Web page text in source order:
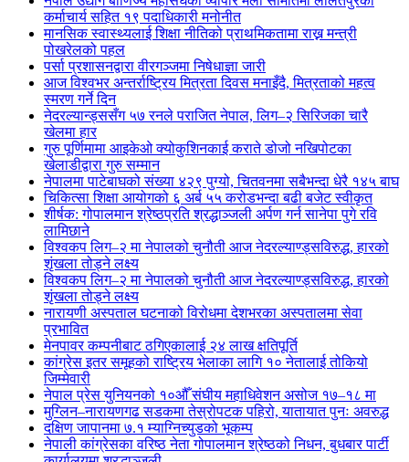
कर्माचार्य सहित १९ पदाधिकारी मनोनीत
मानसिक स्वास्थ्यलाई शिक्षा नीतिको प्राथमिकतामा राख्न मन्त्री
पोखरेलको पहल
पर्सा प्रशासनद्वारा वीरगञ्जमा निषेधाज्ञा जारी
आज विश्वभर अन्तर्राष्ट्रिय मित्रता दिवस मनाइँदै, मित्रताको महत्व
स्मरण गर्ने दिन
नेदरल्यान्ड्ससँग ५७ रनले पराजित नेपाल, लिग–२ सिरिजका चारै
खेलमा हार
गुरु पूर्णिमामा आइकेओ क्योकुशिनकाई कराते डोजो नखिपोटका
खेलाडीद्वारा गुरु सम्मान
नेपालमा पाटेबाघको संख्या ४२९ पुग्यो, चितवनमा सबैभन्दा धेरै १४५ बाघ
चिकित्सा शिक्षा आयोगको ६ अर्ब ५५ करोडभन्दा बढी बजेट स्वीकृत
शीर्षक: गोपालमान श्रेष्ठप्रति श्रद्धाञ्जली अर्पण गर्न सानेपा पुगे रवि
लामिछाने
विश्वकप लिग–२ मा नेपालको चुनौती आज नेदरल्याण्ड्सविरुद्ध, हारको
शृंखला तोड्ने लक्ष्य
विश्वकप लिग–२ मा नेपालको चुनौती आज नेदरल्याण्ड्सविरुद्ध, हारको
शृंखला तोड्ने लक्ष्य
नारायणी अस्पताल घटनाको विरोधमा देशभरका अस्पतालमा सेवा
प्रभावित
मेनपावर कम्पनीबाट ठगिएकालाई २४ लाख क्षतिपूर्ति
कांग्रेस इतर समूहको राष्ट्रिय भेलाका लागि १० नेतालाई तोकियो
जिम्मेवारी
नेपाल प्रेस युनियनको १०औँ संघीय महाधिवेशन असोज १७–१८ मा
मुग्लिन–नारायणगढ सडकमा तेस्रोपटक पहिरो, यातायात पुनः अवरुद्ध
दक्षिण जापानमा ७.१ म्याग्निच्युडको भूकम्प
नेपाली कांग्रेसका वरिष्ठ नेता गोपालमान श्रेष्ठको निधन, बुधबार पार्टी